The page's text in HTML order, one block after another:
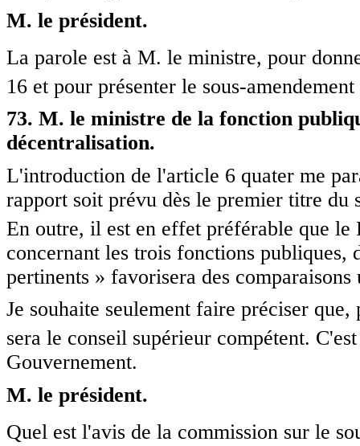
M. le président.
La parole est à M. le ministre, pour
16 et pour présenter le sous-amendement
73. M. le ministre de la fonction
décentralisation.
L'introduction de l'article 6 quater me
rapport soit prévu dès le premier titre du
En outre, il est en effet préférable que le
concernant les trois fonctions publiques,
pertinents » favorisera des comparaisons
Je souhaite seulement faire préciser
sera le conseil supérieur compétent.
Gouvernement.
M. le président.
Quel est l'avis de la commission sur le